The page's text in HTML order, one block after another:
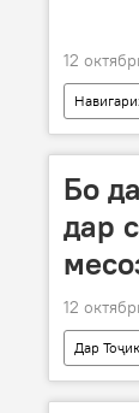
12
Бо
дар
12
Дар